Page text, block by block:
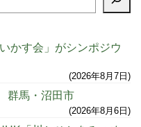
かす会」がシンポジウ
2026年8月7日
群馬・沼田市
2026年8月6日